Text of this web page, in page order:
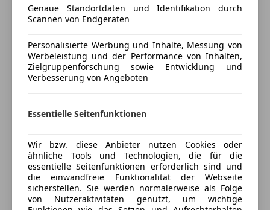
Bluetooth
Bordcomputer
DAB-Radio
Freisprecheinrichtung
MP3
Radio
Volldigitales Kombiinstrument
ABS
Abstandstempomat
Abstandswarner
Beifahrerairbag
Mehr anzeigen
Versicherung
Kfz-Versicherung
anpassen
Freischaden-Gutschein ab Stufe 0
Auto einfach online versichern & Rabatt holen
Jetzt berechnen
Genaue Standortdaten und Identifikation durch
Scannen von Endgeräten
Personalisierte Werbung und Inhalte, Messung von
Werbeleistung und der Performance von Inhalten,
Zielgruppenforschung sowie Entwicklung und
Verbesserung von Angeboten
Essentielle Seitenfunktionen
Wir bzw. diese Anbieter nutzen Cookies oder
ähnliche Tools und Technologien, die für die
essentielle Seitenfunktionen erforderlich sind und
die einwandfreie Funktionalität der Webseite
sicherstellen. Sie werden normalerweise als Folge
von Nutzeraktivitäten genutzt, um wichtige